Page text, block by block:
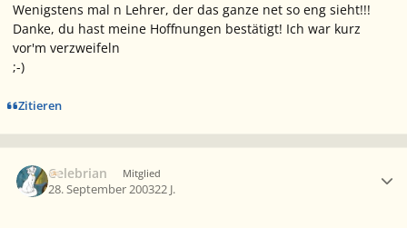
Wenigstens mal n Lehrer, der das ganze net so eng sieht!!!
Danke, du hast meine Hoffnungen bestätigt! Ich war kurz
vor'm verzweifeln
;-)
Zitieren
Celebrian Mitglied
28. September 200322 J.